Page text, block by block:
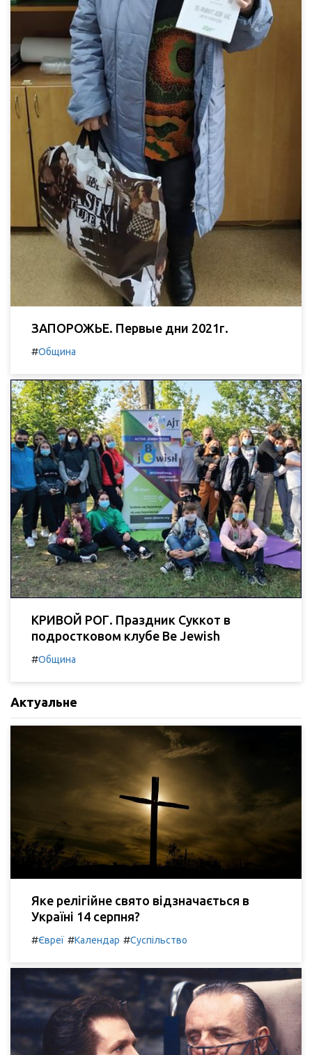
ЗАПОРОЖЬЕ. Первые дни 2021г.
#Община
КРИВОЙ РОГ. Праздник Суккот в
подростковом клубе Be Jewish
#Община
Актуальне
Яке релігійне свято відзначається в
Україні 14 серпня?
#Євреї #Календар #Суспільство